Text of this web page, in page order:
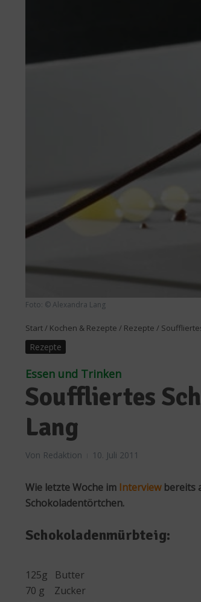
Foto: © Alexandra Lang
Start/ Kochen & Rezepte / Rezepte /
Rezepte
Essen und Trinken
Souffliertes
Lang
Von Redaktion 10. Juli 2011
Wie letzte Woche im Interviewbereits
Schokoladentörtchen.
Schokoladenmürbteig:
125g Butter
70 g Zucker